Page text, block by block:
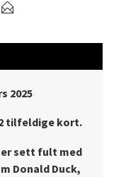
2025
tilfeldige kort.
sett fult med
Donald Duck,